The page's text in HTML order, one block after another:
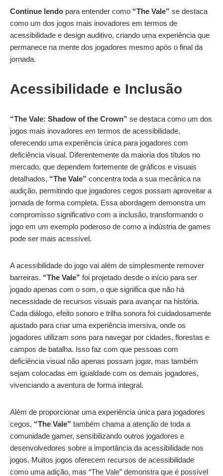
Continue lendo para entender como “The Vale” se destaca
como um dos jogos mais inovadores em termos de
acessibilidade e design auditivo, criando uma experiência que
permanece na mente dos jogadores mesmo após o final da
jornada.
Acessibilidade e Inclusão
“The Vale: Shadow of the Crown” se destaca como um dos
jogos mais inovadores em termos de acessibilidade,
oferecendo uma experiência única para jogadores com
deficiência visual. Diferentemente da maioria dos títulos no
mercado, que dependem fortemente de gráficos e visuais
detalhados, “The Vale” concentra toda a sua mecânica na
audição, permitindo que jogadores cegos possam aproveitar a
jornada de forma completa. Essa abordagem demonstra um
compromisso significativo com a inclusão, transformando o
jogo em um exemplo poderoso de como a indústria de games
pode ser mais acessível.
A acessibilidade do jogo vai além de simplesmente remover
barreiras. “The Vale” foi projetado desde o início para ser
jogado apenas com o som, o que significa que não há
necessidade de recursos visuais para avançar na história.
Cada diálogo, efeito sonoro e trilha sonora foi cuidadosamente
ajustado para criar uma experiência imersiva, onde os
jogadores utilizam sons para navegar por cidades, florestas e
campos de batalha. Isso faz com que pessoas com
deficiência visual não apenas possam jogar, mas também
sejam colocadas em igualdade com os demais jogadores,
vivenciando a aventura de forma integral.
Além de proporcionar uma experiência única para jogadores
cegos, “The Vale” também chama a atenção de toda a
comunidade gamer, sensibilizando outros jogadores e
desenvolvedores sobre a importância da acessibilidade nos
jogos. Muitos jogos oferecem recursos de acessibilidade
como uma adição, mas “The Vale” demonstra que é possível